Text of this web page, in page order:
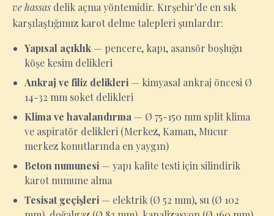
ve hassas delik açma yöntemidir. Kırşehir'de en sık
karşılaştığımız karot delme talepleri şunlardır:
Yapısal açıklık — pencere, kapı, asansör boşluğu
köşe kesim delikleri
Ankraj ve filiz delikleri — kimyasal ankraj öncesi Ø
14-32 mm soket delikleri
Klima ve havalandırma — Ø 75-150 mm split klima
ve aspiratör delikleri (Merkez, Kaman, Mucur
merkez konutlarında en yaygın)
Beton numunesi — yapı kalite testi için silindirik
karot numune alma
Tesisat geçişleri — elektrik (Ø 52 mm), su (Ø 102